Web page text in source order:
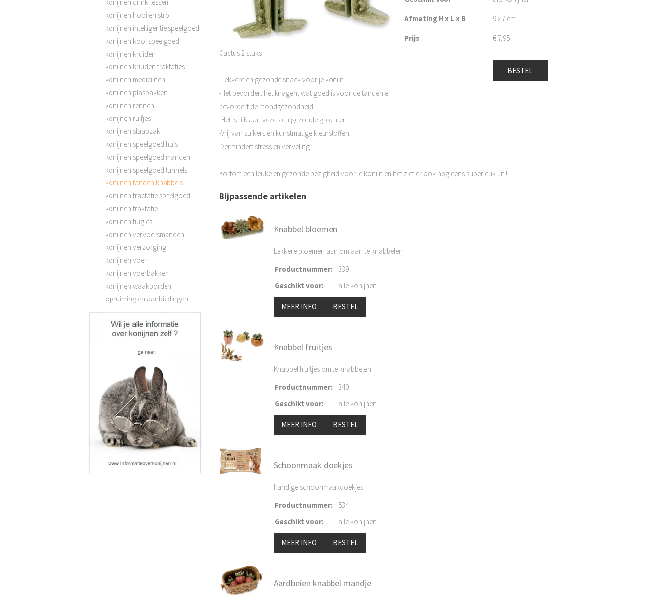
konijnen drinkflessen
konijnen hooi en stro
konijnen intelligentie speelgoed
konijnen kooi speelgoed
konijnen kruiden
konijnen kruiden traktaties
konijnen medicijnen
konijnen plasbakken
konijnen rennen
konijnen ruifjes
konijnen slaapzak
konijnen speelgoed huis
konijnen speelgoed manden
konijnen speelgoed tunnels
konijnen tanden knabbels
konijnen tractatie speelgoed
konijnen traktatie
konijnen tuigjes
konijnen vervoersmanden
konijnen verzorging
konijnen voer
konijnen voerbakken
konijnen waakborden
opruiming en aanbiedingen
Afmeting H x L x B 9 x 7 cm
Prijs € 7,95
BESTEL
Cactus 2 stuks
-Lekkere en gezonde snack voor je konijn
-Het bevordert het knagen, wat goed is voor de tanden en
bevordert de mondgezondheid
-Het is rijk aan vezels en gezonde groenten.
-Vrij van suikers en kunstmatige kleurstoffen
-Vermindert stress en verveling
Kortom een leuke en gezonde bezigheid voor je konijn en het ziet er ook nog eens superleuk uit !
Bijpassende artikelen
Knabbel bloemen
Lekkere bloemen aan om aan te knabbelen
Productnummer:
339
Geschikt voor: alle konijnen
MEER INFO BESTEL
Knabbel fruitjes
Knabbel fruitjes om te knabbelen
Productnummer:
340
Geschikt voor: alle konijnen
MEER INFO BESTEL
Schoonmaak doekjes
handige schoonmaakdoekjes
Productnummer:
534
Geschikt voor: alle konijnen
MEER INFO BESTEL
Aardbeien knabbel mandje